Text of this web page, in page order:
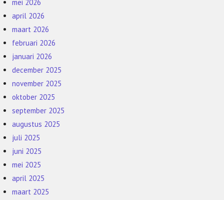
mei 2026
april 2026
maart 2026
februari 2026
januari 2026
december 2025
november 2025
oktober 2025
september 2025
augustus 2025
juli 2025
juni 2025
mei 2025
april 2025
maart 2025